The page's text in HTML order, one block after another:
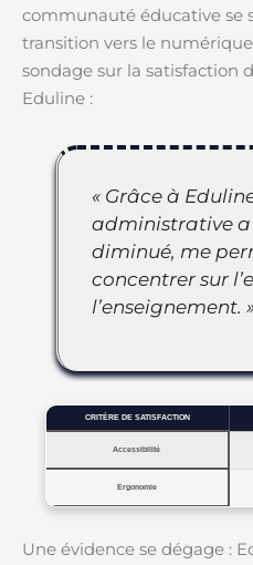
communauté éducative se
transition vers le
sondage sur la satisfaction
Eduline :
« Grâce à
administrative
diminué, me
concentrer sur
l’enseignement.
CRITÈRE DE SATISFACTION
Accessibilité
Ergonomie
Une évidence se dégage :